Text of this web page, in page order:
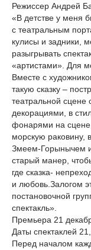
Режиссер Андрей
«В детстве у меня
с театральным
кулисы и задники,
разыгрывать
«артистами». Для
Вместе с
такую сказку –
театральной сцене
декорациями, в
фонарями на
морскую раковину,
Змеем-Горынычем
старый манер,
где сказка-
и любовь.Залогом
постановочной
спектакль».
Премьера 21
Даты спектаклей
Перед началом